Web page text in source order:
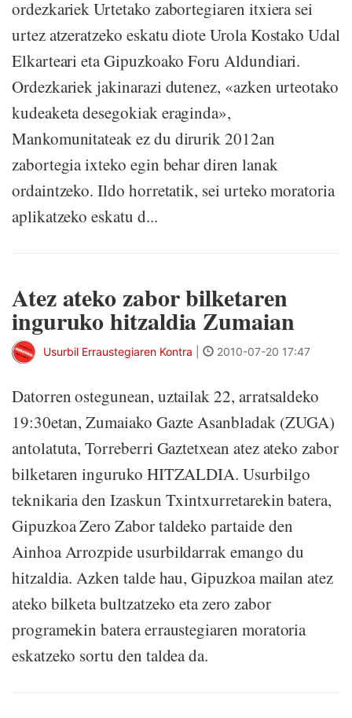
ordezkariek Urtetako zabortegiaren itxiera sei
urtez atzeratzeko eskatu diote Urola Kostako Udal
Elkarteari eta Gipuzkoako Foru Aldundiari.
Ordezkariek jakinarazi dutenez, «azken urteotako
kudeaketa desegokiak eraginda»,
Mankomunitateak ez du dirurik 2012an
zabortegia ixteko egin behar diren lanak
ordaintzeko. Ildo horretatik, sei urteko moratoria
aplikatzeko eskatu d...
Atez ateko zabor bilketaren
inguruko hitzaldia Zumaian
Usurbil Erraustegiaren Kontra 2010-07-20 17:47
Datorren ostegunean, uztailak 22, arratsaldeko
19:30etan, Zumaiako Gazte Asanbladak (ZUGA)
antolatuta, Torreberri Gaztetxean atez ateko zabor
bilketaren inguruko HITZALDIA. Usurbilgo
teknikaria den Izaskun Txintxurretarekin batera,
Gipuzkoa Zero Zabor taldeko partaide den
Ainhoa Arrozpide usurbildarrak emango du
hitzaldia. Azken talde hau, Gipuzkoa mailan atez
ateko bilketa bultzatzeko eta zero zabor
programekin batera erraustegiaren moratoria
eskatzeko sortu den taldea da.